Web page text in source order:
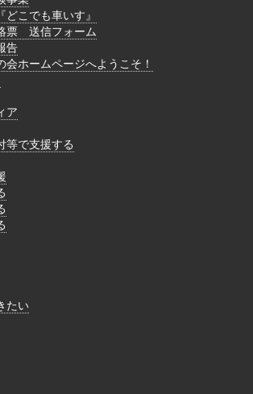
こでも車いす』
票 送信フォーム
告
ホームページへようこそ！
ア
等で支援する
たい